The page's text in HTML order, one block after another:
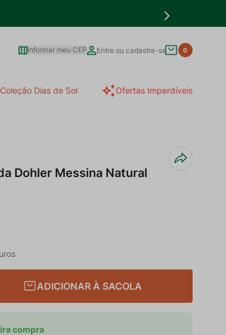
Informar meu CEP Entre ou cadastre-se 0
Coleção Dias de Sol Ofertas Imperdíveis
Dohler Messina Natural
ADICIONAR À SACOLA
compra